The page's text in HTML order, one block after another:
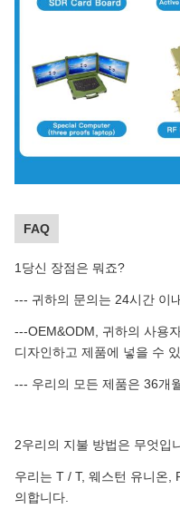
FAQ
1당신 장점은 뭐죠?
--- 귀하의 문의는 24시간 이
---OEM&ODM, 귀하의 사용
디자인하고 제품에 넣을 수
--- 우리의 모든 제품은 36개
2우리의 지불 방법은 무엇입
우리는 T / T, 웨스턴 유니온,
의합니다.